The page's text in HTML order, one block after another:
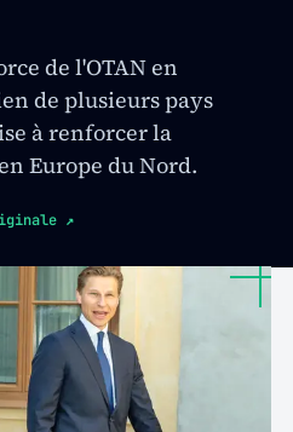
de l'OTAN en
de plusieurs pays
à renforcer la
Europe du Nord.
↗